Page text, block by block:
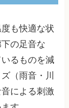
も快適な状
の足音な
るものを減
（雨音・川
による刺激